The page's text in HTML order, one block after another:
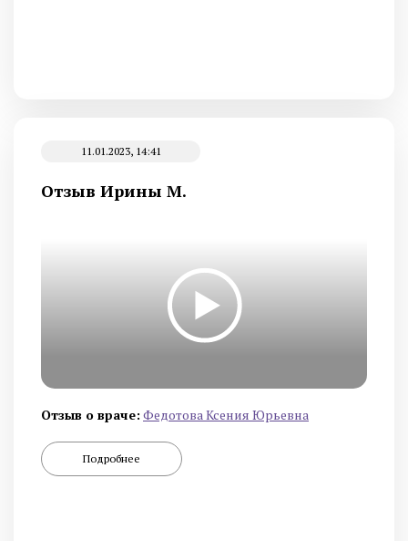
11.01.2023, 14:41
Отзыв Ирины М.
Отзыв о враче: Федотова Ксения Юрьевна
Подробнее